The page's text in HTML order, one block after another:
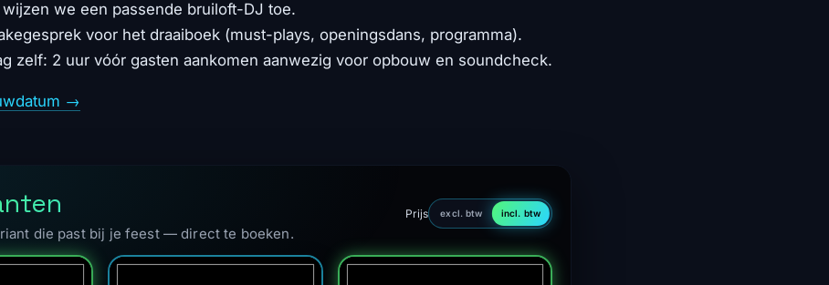
we een passende bruiloft-DJ toe.
voor het draaiboek (must-plays, openingsdans, programma).
zelf: 2 uur vóór gasten aankomen aanwezig voor opbouw en soundcheck.
→
die past bij je feest — direct te boeken.
Prijs excl. btw incl. btw